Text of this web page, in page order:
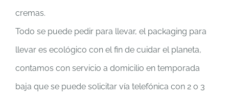
cremas.
Todo se puede pedir para llevar, el packaging para
llevar es ecológico con el fin de cuidar el planeta,
contamos con servicio a domicilio en temporada
baja que se puede solicitar vía telefónica con 2 o 3